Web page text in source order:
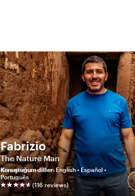
Fabrizio
The Nature Man
Konuştuğum diller: English • Español •
Português
(116 reviews)